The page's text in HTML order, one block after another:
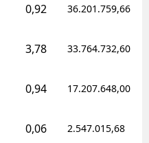
0,92 36.201.759,66
3,78 33.764.732,60
0,94 17.207.648,00
0,06 2.547.015,68